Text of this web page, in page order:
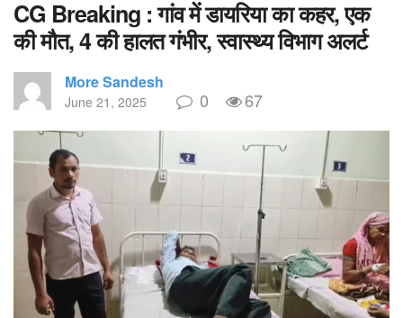
CG Breaking : गांव में डायरिया का कहर, एक
की मौत, 4 की हालत गंभीर, स्वास्थ्य विभाग अलर्ट
More Sandesh
June 21, 2025 0 67